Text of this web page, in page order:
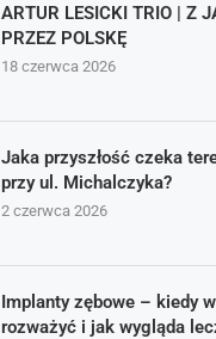
ARTUR LESICKI TRIO | Z
PRZEZ POLSKĘ
18 czerwca 2026
Jaka przyszłość czeka
przy ul. Michalczyka?
2 czerwca 2026
Implanty zębowe – kiedy
rozważyć i jak wygląda